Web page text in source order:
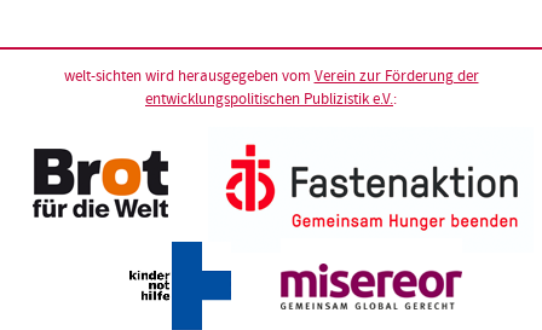
welt-sichten wird herausgegeben vom Verein zur Förderung der
entwicklungspolitischen Publizistik e.V.: